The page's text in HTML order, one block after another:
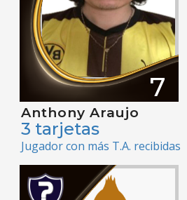
7
Anthony Araujo
3 tarjetas
Jugador con más T.A. recibidas